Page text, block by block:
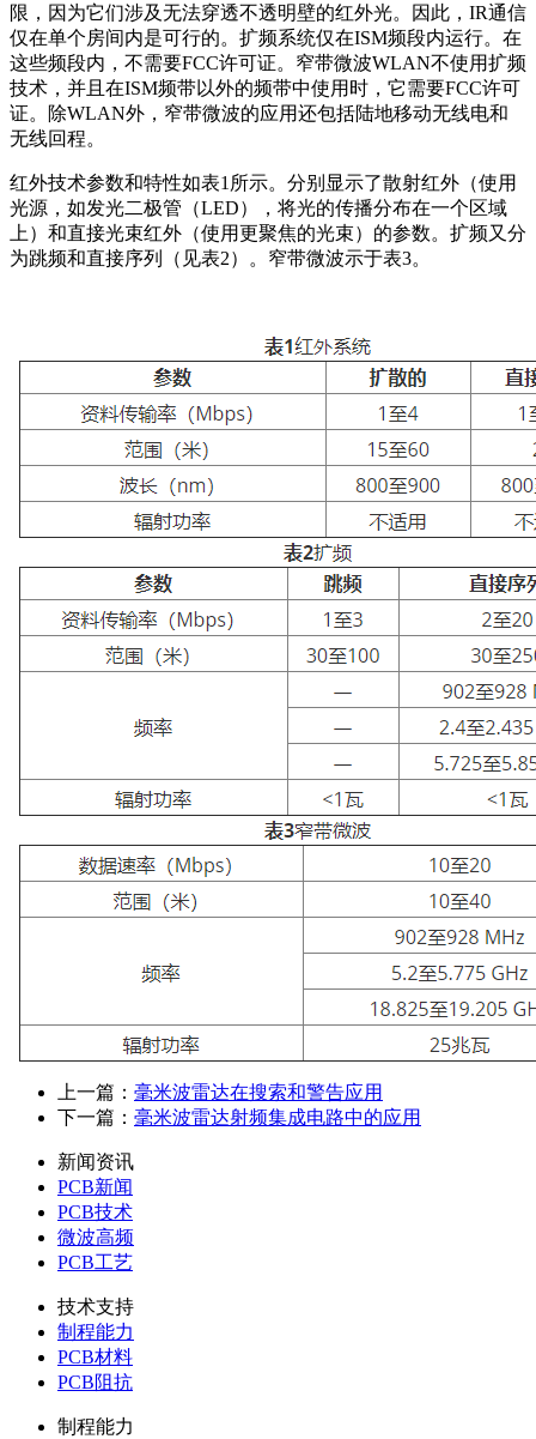
限，因为它们涉及无法穿透不透明壁的红外光。因此，IR通信
仅在单个房间内是可行的。扩频系统仅在ISM频段内运行。在
这些频段内，不需要FCC许可证。窄带微波WLAN不使用扩频
技术，并且在ISM频带以外的频带中使用时，它需要FCC许可
证。除WLAN外，窄带微波的应用还包括陆地移动无线电和
无线回程。
红外技术参数和特性如表1所示。分别显示了散射红外（使用
光源，如发光二极管（LED），将光的传播分布在一个区域
上）和直接光束红外（使用更聚焦的光束）的参数。扩频又分
为跳频和直接序列（见表2）。窄带微波示于表3。
上一篇： 毫米波雷达在搜索和警告应用
下一篇： 毫米波雷达射频集成电路中的应用
新闻资讯
PCB新闻
PCB技术
微波高频
PCB工艺
技术支持
制程能力
PCB材料
PCB阻抗
制程能力